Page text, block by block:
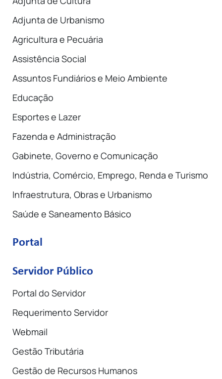
Adjunta de Urbanismo
Agricultura e Pecuária
Assistência Social
Assuntos Fundiários e Meio Ambiente
Educação
Esportes e Lazer
Fazenda e Administração
Gabinete, Governo e Comunicação
Indústria, Comércio, Emprego, Renda e Turismo
Infraestrutura, Obras e Urbanismo
Saúde e Saneamento Básico
Portal
Servidor Público
Portal do Servidor
Requerimento Servidor
Webmail
Gestão Tributária
Gestão de Recursos Humanos